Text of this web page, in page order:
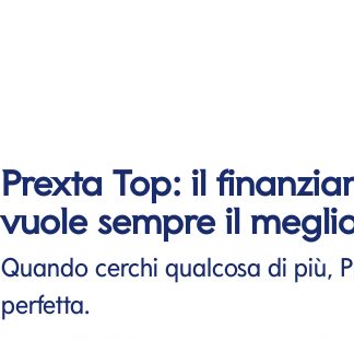
Prexta Top: il
vuole sempre il
Quando cerchi qualcosa di più,
perfetta.